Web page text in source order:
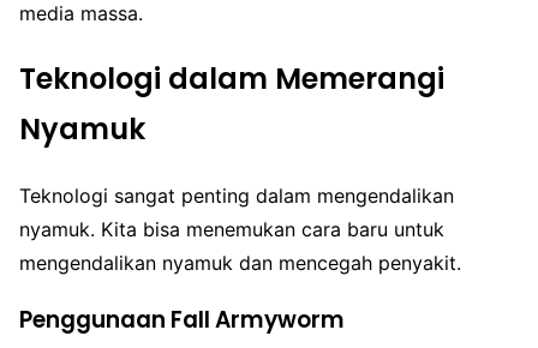
media massa.
Teknologi dalam Memerangi
Nyamuk
Teknologi sangat penting dalam mengendalikan
nyamuk. Kita bisa menemukan cara baru untuk
mengendalikan nyamuk dan mencegah penyakit.
Penggunaan Fall Armyworm